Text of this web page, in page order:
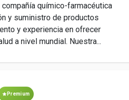
químico-farmacéutica
y suministro de productos
y experiencia en ofrecer
a nivel mundial. Nuestra...
Premium